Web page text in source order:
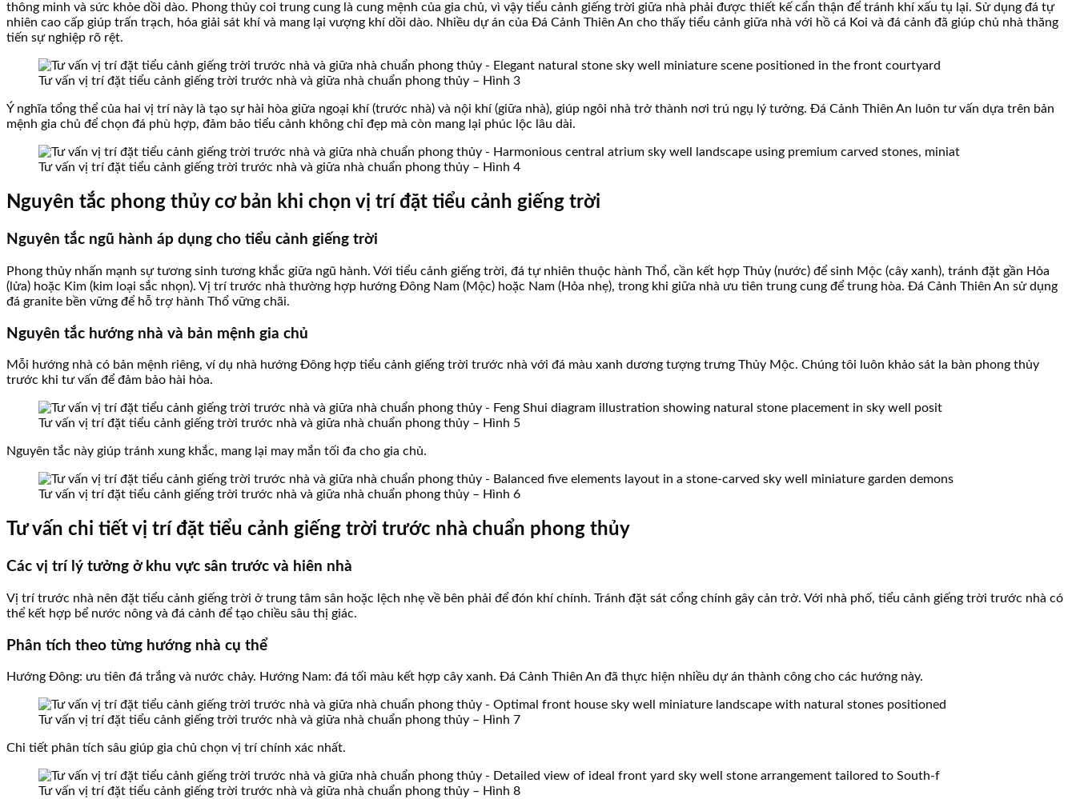
thông minh và sức khỏe dồi dào. Phong thủy coi trung cung là cung mệnh của gia chủ, vì vậy tiểu cảnh giếng trời giữa nhà phải được thiết kế cẩn thận để tránh khí xấu tụ lại. Sử dụng đá tự
nhiên cao cấp giúp trấn trạch, hóa giải sát khí và mang lại vượng khí dồi dào. Nhiều dự án của Đá Cảnh Thiên An cho thấy tiểu cảnh giữa nhà với hồ cá Koi và đá cảnh đã giúp chủ nhà thăng
tiến sự nghiệp rõ rệt.
Tư vấn vị trí đặt tiểu cảnh giếng trời trước nhà và giữa nhà chuẩn phong thủy – Hình 3
Ý nghĩa tổng thể của hai vị trí này là tạo sự hài hòa giữa ngoại khí (trước nhà) và nội khí (giữa nhà), giúp ngôi nhà trở thành nơi trú ngụ lý tưởng. Đá Cảnh Thiên An luôn tư vấn dựa trên bản
mệnh gia chủ để chọn đá phù hợp, đảm bảo tiểu cảnh không chỉ đẹp mà còn mang lại phúc lộc lâu dài.
Tư vấn vị trí đặt tiểu cảnh giếng trời trước nhà và giữa nhà chuẩn phong thủy – Hình 4
Nguyên tắc phong thủy cơ bản khi chọn vị trí đặt tiểu cảnh giếng trời
Nguyên tắc ngũ hành áp dụng cho tiểu cảnh giếng trời
Phong thủy nhấn mạnh sự tương sinh tương khắc giữa ngũ hành. Với tiểu cảnh giếng trời, đá tự nhiên thuộc hành Thổ, cần kết hợp Thủy (nước) để sinh Mộc (cây xanh), tránh đặt gần Hỏa
(lửa) hoặc Kim (kim loại sắc nhọn). Vị trí trước nhà thường hợp hướng Đông Nam (Mộc) hoặc Nam (Hỏa nhẹ), trong khi giữa nhà ưu tiên trung cung để trung hòa. Đá Cảnh Thiên An sử dụng
đá granite bền vững để hỗ trợ hành Thổ vững chãi.
Nguyên tắc hướng nhà và bản mệnh gia chủ
Mỗi hướng nhà có bản mệnh riêng, ví dụ nhà hướng Đông hợp tiểu cảnh giếng trời trước nhà với đá màu xanh dương tượng trưng Thủy Mộc. Chúng tôi luôn khảo sát la bàn phong thủy
trước khi tư vấn để đảm bảo hài hòa.
Tư vấn vị trí đặt tiểu cảnh giếng trời trước nhà và giữa nhà chuẩn phong thủy – Hình 5
Nguyên tắc này giúp tránh xung khắc, mang lại may mắn tối đa cho gia chủ.
Tư vấn vị trí đặt tiểu cảnh giếng trời trước nhà và giữa nhà chuẩn phong thủy – Hình 6
Tư vấn chi tiết vị trí đặt tiểu cảnh giếng trời trước nhà chuẩn phong thủy
Các vị trí lý tưởng ở khu vực sân trước và hiên nhà
Vị trí trước nhà nên đặt tiểu cảnh giếng trời ở trung tâm sân hoặc lệch nhẹ về bên phải để đón khí chính. Tránh đặt sát cổng chính gây cản trở. Với nhà phố, tiểu cảnh giếng trời trước nhà có
thể kết hợp bể nước nông và đá cảnh để tạo chiều sâu thị giác.
Phân tích theo từng hướng nhà cụ thể
Hướng Đông: ưu tiên đá trắng và nước chảy. Hướng Nam: đá tối màu kết hợp cây xanh. Đá Cảnh Thiên An đã thực hiện nhiều dự án thành công cho các hướng này.
Tư vấn vị trí đặt tiểu cảnh giếng trời trước nhà và giữa nhà chuẩn phong thủy – Hình 7
Chi tiết phân tích sâu giúp gia chủ chọn vị trí chính xác nhất.
Tư vấn vị trí đặt tiểu cảnh giếng trời trước nhà và giữa nhà chuẩn phong thủy – Hình 8